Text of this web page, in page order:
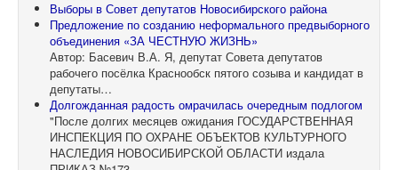
Выборы в Совет депутатов Новосибирского района
Предложение по созданию неформального предвыборного
объединения «ЗА ЧЕСТНУЮ ЖИЗНЬ»
Автор: Басевич В.А. Я, депутат Совета депутатов
рабочего посёлка Краснообск пятого созыва и кандидат в
депутаты…
Долгожданная радость омрачилась очередным подлогом
"После долгих месяцев ожидания ГОСУДАРСТВЕННАЯ
ИНСПЕКЦИЯ ПО ОХРАНЕ ОБЪЕКТОВ КУЛЬТУРНОГО
НАСЛЕДИЯ НОВОСИБИРСКОЙ ОБЛАСТИ издала